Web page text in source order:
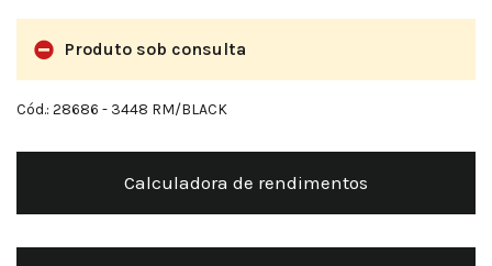
Produto sob consulta
Cód.: 28686 - 3448 RM/BLACK
Calculadora de rendimentos